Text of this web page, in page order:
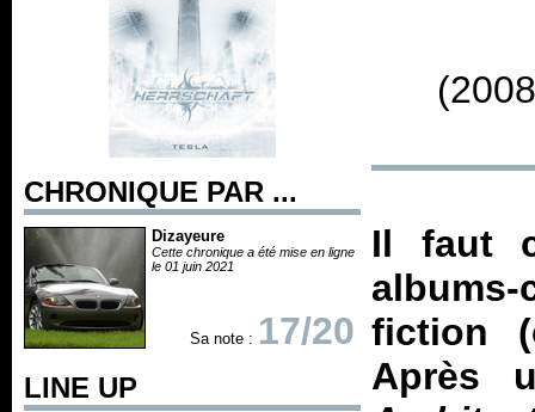
CHRONIQUE PAR ...
Dizayeure
Cette chronique a été mise en ligne
le 01 juin 2021
Sa note : 17/20
LINE UP
Il faut
fiction
Après